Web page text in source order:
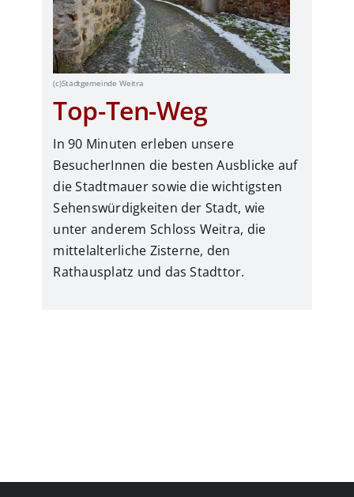
(c)Stadtgemeinde Weitra
Top-Ten-Weg
In 90 Minuten erleben unsere
BesucherInnen die besten Ausblicke auf
die Stadtmauer sowie die wichtigsten
Sehenswürdigkeiten der Stadt, wie
unter anderem Schloss Weitra, die
mittelalterliche Zisterne, den
Rathausplatz und das Stadttor.